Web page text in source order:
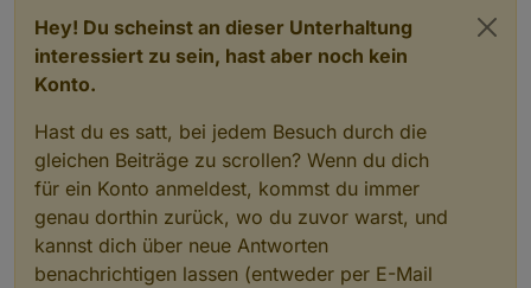
Hey! Du scheinst an dieser Unterhaltung
interessiert zu sein, hast aber noch kein
Konto.
Hast du es satt, bei jedem Besuch durch die
gleichen Beiträge zu scrollen? Wenn du dich
für ein Konto anmeldest, kommst du immer
genau dorthin zurück, wo du zuvor warst, und
kannst dich über neue Antworten
benachrichtigen lassen (entweder per E-Mail